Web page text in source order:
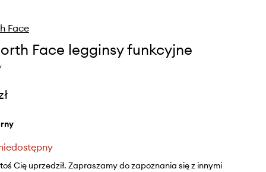
Face
Face legginsy funkcyjne
Cię uprzedził. Zapraszamy do zapoznania się z innymi